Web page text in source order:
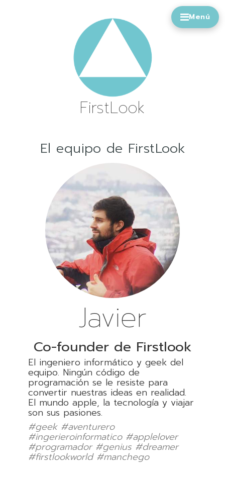
FirstLook
El equipo de FirstLook
Javier
Co-founder de Firstlook
El ingeniero informático y geek del
equipo. Ningún código de
programación se le resiste para
convertir nuestras ideas en realidad.
El mundo apple, la tecnología y viajar
son sus pasiones.
#geek #aventurero
#ingerieroinformatico #applelover
#programador #genius #dreamer
#firstlookworld #manchego